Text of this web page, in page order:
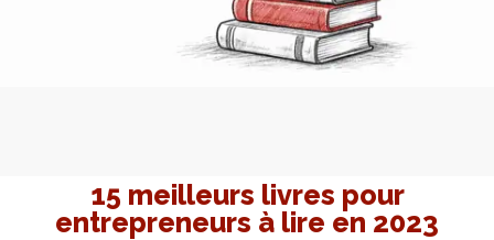
15 meilleurs livres pour
entrepreneurs à lire en 2023